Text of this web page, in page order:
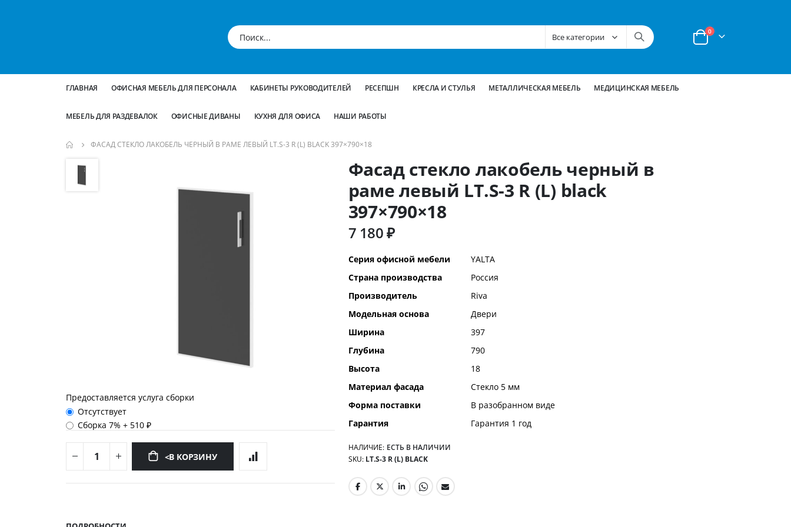
Корзина
0позиции
ГЛАВНАЯ ОФИСНАЯ МЕБЕЛЬ ДЛЯ ПЕРСОНАЛА КАБИНЕТЫ РУКОВОДИТЕЛЕЙ РЕСЕПШН КРЕСЛА И СТУЛЬЯ МЕТАЛЛИЧЕСКАЯ МЕБЕЛЬ МЕДИЦИНСКАЯ МЕБЕЛЬ
МЕБЕЛЬ ДЛЯ РАЗДЕВАЛОК ОФИСНЫЕ ДИВАНЫ КУХНЯ ДЛЯ ОФИСА НАШИ РАБОТЫ
ФАСАД СТЕКЛО ЛАКОБЕЛЬ ЧЕРНЫЙ В РАМЕ ЛЕВЫЙ LT.S-3 R (L) BLACK 397×790×18
Пропустить
перейти
Предоставляется услуга сборки
Отсутствует
Сборка 7%+ 510 ₽
<В КОРЗИНУ
Фасад стекло лакобель черный в
раме левый LT.S-3 R (L) black
397×790×18
7 180 ₽
Дополнительная
информация
Серия офисной мебели
YALTA
Страна производства
Россия
Производитель
Riva
Модельная основа
Двери
Ширина
397
Глубина
790
Высота
18
Материал фасада
Стекло 5 мм
Форма поставки
В разобранном виде
Гарантия
Гарантия 1 год
НАЛИЧИЕ: ЕСТЬ В НАЛИЧИИ
SKU LT.S-3 R (L) BLACK